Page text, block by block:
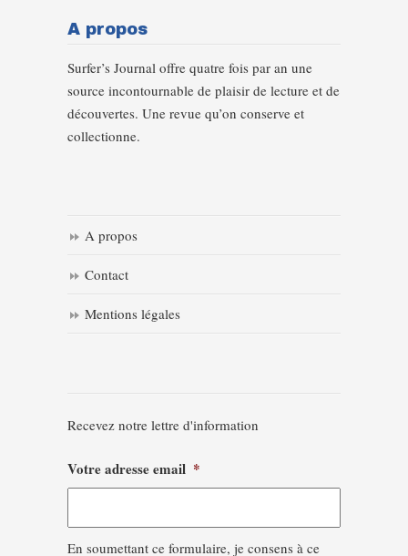
A propos
Surfer’s Journal offre quatre fois par an une
source incontournable de plaisir de lecture et de
découvertes. Une revue qu’on conserve et
collectionne.
A propos
Contact
Mentions légales
Recevez notre lettre d'information
Votre adresse email *
En soumettant ce formulaire, je consens à ce